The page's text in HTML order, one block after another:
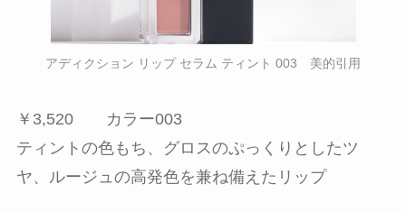
アディクション リップ セラム ティント 003 美的引用
￥3,520 カラー003
ティントの色もち、グロスのぷっくりとしたツ
ヤ、ルージュの高発色を兼ね備えたリップ